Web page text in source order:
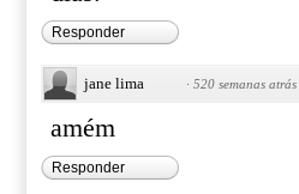
Responder
jane lima · 520 semanas atrás
amém
Responder